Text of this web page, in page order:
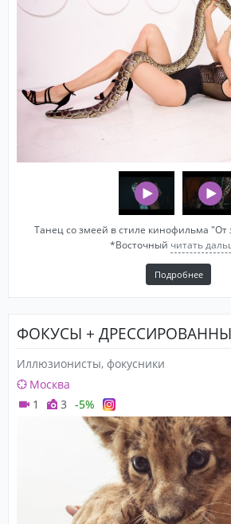
Танец со змеей в стиле кинофильма "От
*Восточный читать
Подробнее
ФОКУСЫ +
Иллюзионисты, фокусники
Москва
1
3 -5%